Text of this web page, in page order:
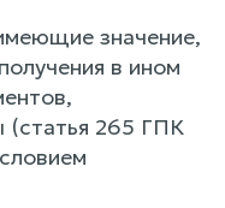
значение,
в ином
265 ГПК